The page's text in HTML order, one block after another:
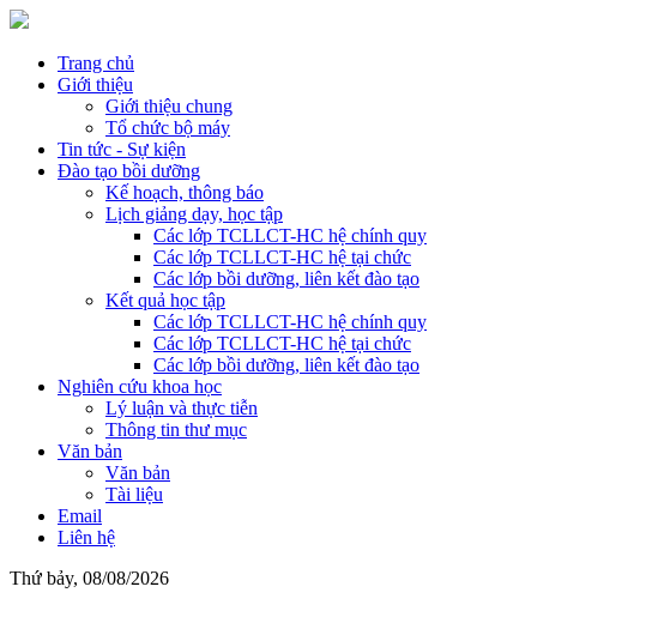
Trang chủ
Giới thiệu
Giới thiệu chung
Tổ chức bộ máy
Tin tức - Sự kiện
Đào tạo bồi dưỡng
Kế hoạch, thông báo
Lịch giảng dạy, học tập
Các lớp TCLLCT-HC hệ chính quy
Các lớp TCLLCT-HC hệ tại chức
Các lớp bồi dưỡng, liên kết đào tạo
Kết quả học tập
Các lớp TCLLCT-HC hệ chính quy
Các lớp TCLLCT-HC hệ tại chức
Các lớp bồi dưỡng, liên kết đào tạo
Nghiên cứu khoa học
Lý luận và thực tiễn
Thông tin thư mục
Văn bản
Văn bản
Tài liệu
Email
Liên hệ
Thứ bảy, 08/08/2026